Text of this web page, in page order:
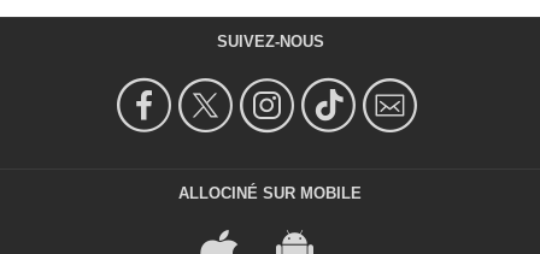
SUIVEZ-NOUS
ALLOCINÉ SUR MOBILE